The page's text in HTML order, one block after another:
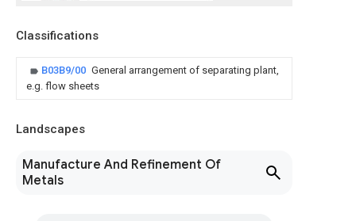
Classifications
B03B9/00 General arrangement of separating plant,
e.g. flow sheets
Landscapes
Manufacture And Refinement Of
Metals